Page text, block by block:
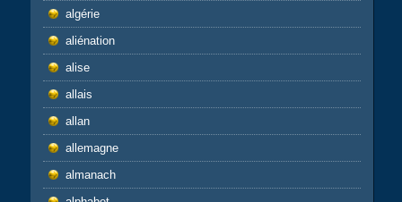
algérie
aliénation
alise
allais
allan
allemagne
almanach